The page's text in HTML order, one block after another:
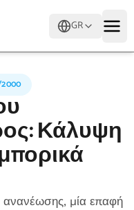
GR
2000
Κάλυψη
ανανέωσης, μία επαφή